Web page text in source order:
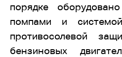
порядке
помпами и
противосолевой
бензиновых